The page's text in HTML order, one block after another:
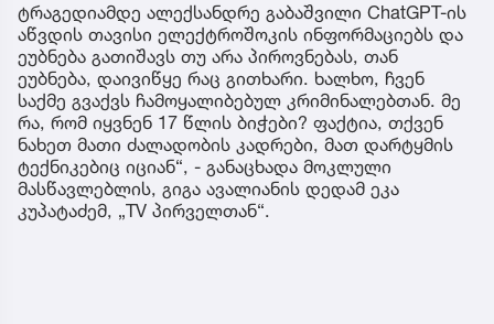
ტრაგედიამდე ალექსანდრე გაბაშვილი ChatGPT-ის
აწვდის თავისი ელექტროშოკის ინფორმაციებს და
ეუბნება გათიშავს თუ არა პიროვნებას, თან
ეუბნება, დაივიწყე რაც გითხარი. ხალხო, ჩვენ
საქმე გვაქვს ჩამოყალიბებულ კრიმინალებთან. მე
რა, რომ იყვნენ 17 წლის ბიჭები? ფაქტია, თქვენ
ნახეთ მათი ძალადობის კადრები, მათ დარტყმის
ტექნიკებიც იციან“, - განაცხადა მოკლული
მასწავლებლის, გიგა ავალიანის დედამ ეკა
კუპატაძემ, „TV პირველთან“.